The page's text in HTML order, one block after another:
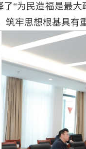
“为民造福是最
牢思想根基具有